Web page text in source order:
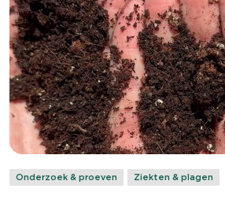
Onderzoek & proeven Ziekten & plagen